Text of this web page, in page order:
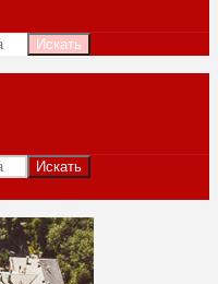
Искать
Искать